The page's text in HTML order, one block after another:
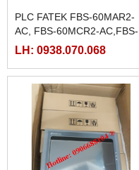
PLC FATEK FBS-60MAR2-
AC, FBS-60MCR2-AC,FBS-
60MAT2-AC, FBS-60MCT2-
LH: 0938.070.068